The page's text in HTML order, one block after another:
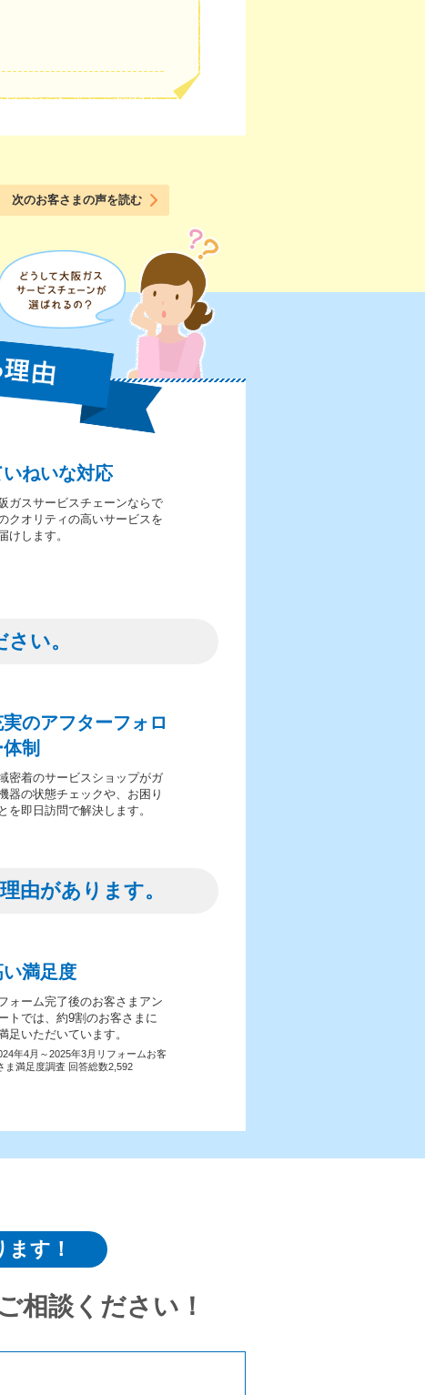
次のお客さまの声を読む
いねいな対応
ガスサービスチェーンならで
クオリティの高いサービスを
けします。
い。
実のアフターフォロ
制
密着のサービスショップがガ
器の状態チェックや、お困り
を即日訪問で解決します。
由があります。
い満足度
ォーム完了後のお客さまアン
トでは、約9割のお客さまに
足いただいています。
年4月～2025年3月リフォームお客
ま満足度調査 回答総数2,592
す！
相談ください！